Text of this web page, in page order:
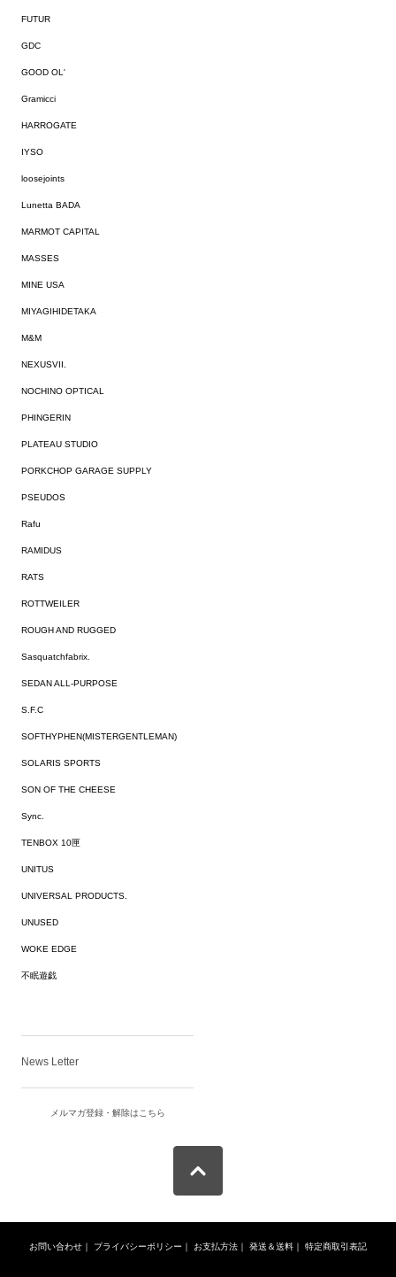
FUTUR
GDC
GOOD OL'
Gramicci
HARROGATE
IYSO
loosejoints
Lunetta BADA
MARMOT CAPITAL
MASSES
MINE USA
MIYAGIHIDETAKA
M&M
NEXUSVII.
NOCHINO OPTICAL
PHINGERIN
PLATEAU STUDIO
PORKCHOP GARAGE SUPPLY
PSEUDOS
Rafu
RAMIDUS
RATS
ROTTWEILER
ROUGH AND RUGGED
Sasquatchfabrix.
SEDAN ALL-PURPOSE
S.F.C
SOFTHYPHEN(MISTERGENTLEMAN)
SOLARIS SPORTS
SON OF THE CHEESE
Sync.
TENBOX 10匣
UNITUS
UNIVERSAL PRODUCTS.
UNUSED
WOKE EDGE
不眠遊戯
News Letter
メルマガ登録・解除はこちら
お問い合わせ ｜ プライバシーポリシー ｜ お支払方法 ｜ 発送＆送料 ｜ 特定商取引表記